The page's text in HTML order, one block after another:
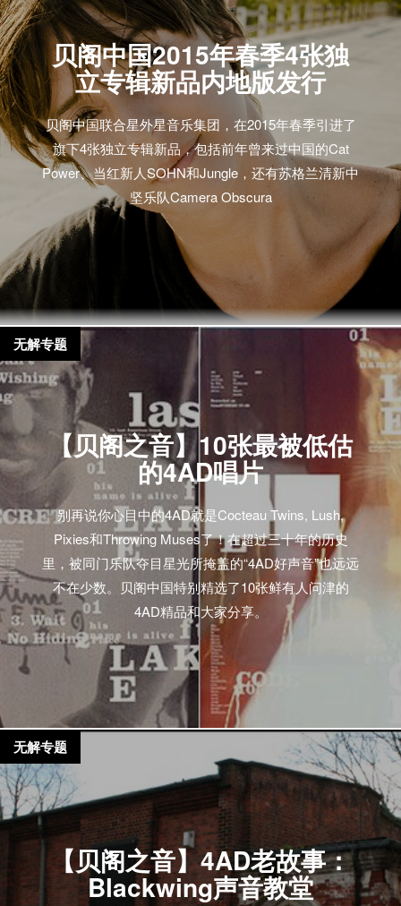
贝阁中国2015年春季4张独
立专辑新品内地版发行
贝阁中国联合星外星音乐集团，在2015年春季引进了
旗下4张独立专辑新品，包括前年曾来过中国的Cat
Power、当红新人SOHN和Jungle，还有苏格兰清新中
坚乐队Camera Obscura
【贝阁之音】10张最被低估
的4AD唱片
别再说你心目中的4AD就是Cocteau Twins, Lush,
Pixies和Throwing Muses了！在超过三十年的历史
里，被同门乐队夺目星光所掩盖的“4AD好声音”也远远
不在少数。贝阁中国特别精选了10张鲜有人问津的
4AD精品和大家分享。
无解专题
【贝阁之音】4AD老故事：
Blackwing声音教堂
无解专题